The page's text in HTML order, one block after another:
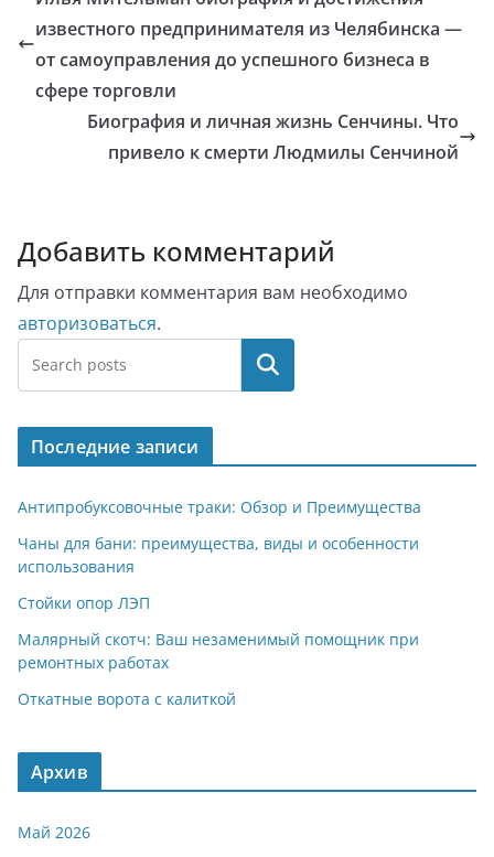
известного предпринимателя из Челябинска —
от самоуправления до успешного бизнеса в
сфере торговли
Биография и личная жизнь Сенчины. Что
привело к смерти Людмилы Сенчиной
Добавить комментарий
Для отправки комментария вам необходимо
авторизоваться.
Поиск
Последние записи
Антипробуксовочные траки: Обзор и Преимущества
Чаны для бани: преимущества, виды и особенности
использования
Стойки опор ЛЭП
Малярный скотч: Ваш незаменимый помощник при
ремонтных работах
Откатные ворота с калиткой
Архив
Май 2026